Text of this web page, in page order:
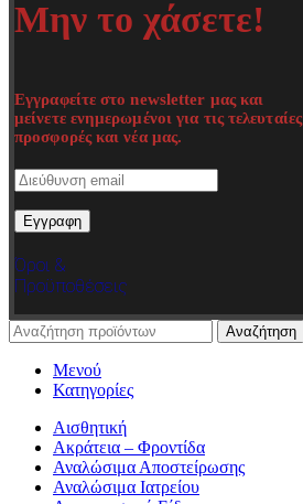
Μην το χάσετε!
Εγγραφείτε στο newsletter μας και
μείνετε ενημερωμένοι για τις τελευταίες
προσφορές και νέα μας.
Όροι &
Προϋποθέσεις
Αναζήτηση
Μενού
Κατηγορίες
Αισθητική
Ακράτεια – Φροντίδα
Αναλώσιμα Αποστείρωσης
Αναλώσιμα Ιατρείου